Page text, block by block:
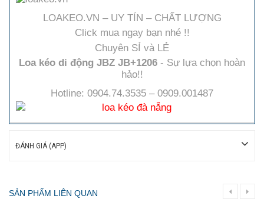
LOAKEO.VN – UY TÍN – CHẤT LƯỢNG
Click mua ngay bạn nhé !!
Chuyên SỈ và LẺ
Loa kéo di động JBZ JB+1206 - Sự lựa chọn hoàn
hảo!!
Hotline: 0904.74.3535 – 0909.001487
ĐÁNH GIÁ (APP)
SẢN PHẨM LIÊN QUAN